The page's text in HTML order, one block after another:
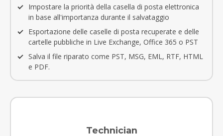
Impostare la priorità della casella di posta elettronica
in base all'importanza durante il salvataggio
Esportazione delle caselle di posta recuperate e delle
cartelle pubbliche in Live Exchange, Office 365 o PST
Salva il file riparato come PST, MSG, EML, RTF, HTML
e PDF.
Technician